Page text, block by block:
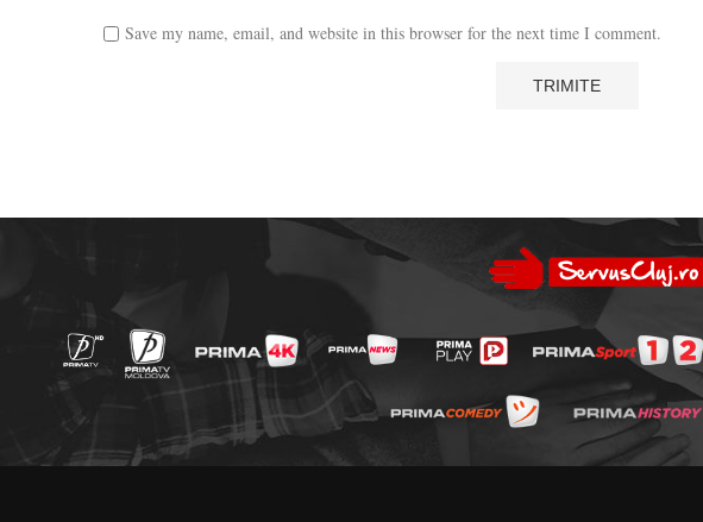
Save my name, email, and website in this browser for the next time I comment.